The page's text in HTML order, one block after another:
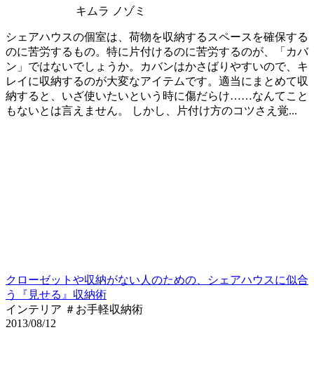
キムラ ノゾミ
シェアハウスの個室は、荷物を収納するスペースを確保する
のに苦労するもの。特に片付けるのに苦労するのが、「カバ
ン」ではないでしょうか。カバンはかさばりやすいので、キ
レイに収納するのが大変なアイテムです。適当にまとめて収
納すると、いざ使いたいという時に傷だらけ……なんてこと
もないとは言えません。 しかし、片付け方のコツさえ覚...
クローゼットや収納がない人のための、シェアハウスに似合
う『見せる』収納術
インテリア ＃お手軽収納術
2013/08/12